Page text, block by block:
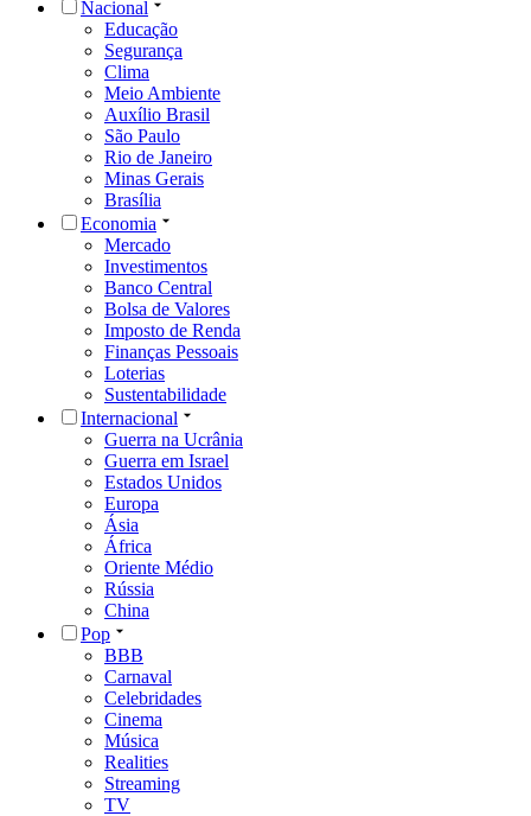
Nacional
Educação
Segurança
Clima
Meio Ambiente
Auxílio Brasil
São Paulo
Rio de Janeiro
Minas Gerais
Brasília
Economia
Mercado
Investimentos
Banco Central
Bolsa de Valores
Imposto de Renda
Finanças Pessoais
Loterias
Sustentabilidade
Internacional
Guerra na Ucrânia
Guerra em Israel
Estados Unidos
Europa
Ásia
África
Oriente Médio
Rússia
China
Pop
BBB
Carnaval
Celebridades
Cinema
Música
Realities
Streaming
TV